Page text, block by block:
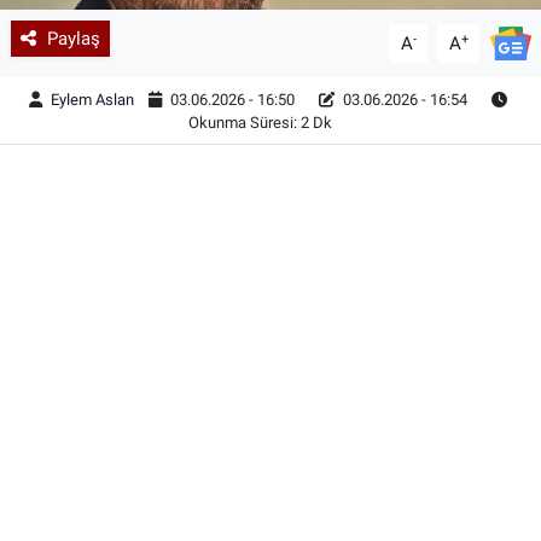
Paylaş A- A+
Eylem Aslan 03.06.2026 - 16:50
03.06.2026 - 16:54
Okunma Süresi: 2 Dk